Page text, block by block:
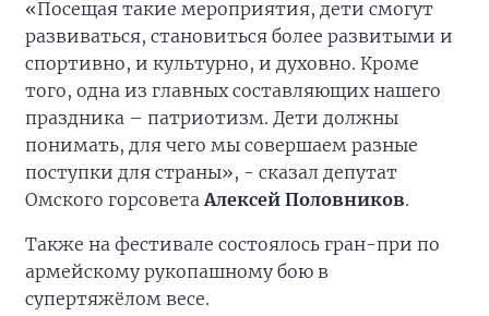
«Посещая такие мероприятия, дети смогут
развиваться, становиться более развитыми и
спортивно, и культурно, и духовно. Кроме
того, одна из главных составляющих нашего
праздника – патриотизм. Дети должны
понимать, для чего мы совершаем разные
поступки для страны», - сказал депутат
Омского горсовета Алексей Половников.
Также на фестивале состоялось гран-при по
армейскому рукопашному бою в
супертяжёлом весе.